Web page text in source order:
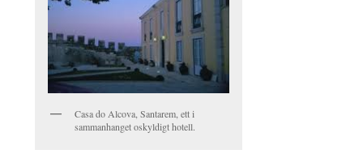
Casa do Alcova, Santarem, ett i
sammanhanget oskyldigt hotell.